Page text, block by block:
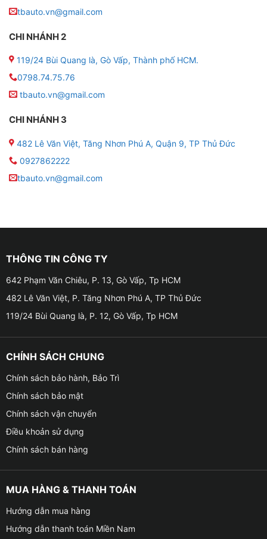
tbauto.vn@gmail.com
CHI NHÁNH 2
119/24 Bùi Quang là, Gò Vấp, Thành phố HCM.
0798.74.75.76
tbauto.vn@gmail.com
CHI NHÁNH 3
482 Lê Văn Việt, Tăng Nhơn Phú A, Quận 9, TP Thủ Đức
0927862222
tbauto.vn@gmail.com
THÔNG TIN CÔNG TY
642 Phạm Văn Chiêu, P. 13, Gò Vấp, Tp HCM
482 Lê Văn Việt, P. Tăng Nhơn Phú A, TP Thủ Đức
119/24 Bùi Quang là, P. 12, Gò Vấp, Tp HCM
CHÍNH SÁCH CHUNG
Chính sách bảo hành, Bảo Trì
Chính sách bảo mật
Chính sách vận chuyển
Điều khoản sử dụng
Chính sách bán hàng
MUA HÀNG & THANH TOÁN
Hướng dẫn mua hàng
Hướng dẫn thanh toán Miền Nam